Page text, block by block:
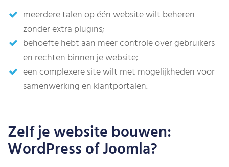
meerdere talen op één website wilt beheren
zonder extra plugins;
behoefte hebt aan meer controle over gebruikers
en rechten binnen je website;
een complexere site wilt met mogelijkheden voor
samenwerking en klantportalen.
Zelf je website bouwen:
WordPress of Joomla?